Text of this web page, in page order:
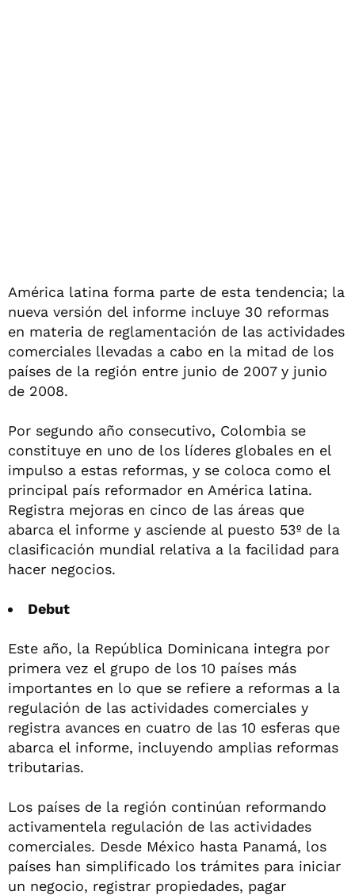
América latina forma parte de esta tendencia; la
nueva versión del informe incluye 30 reformas
en materia de reglamentación de las actividades
comerciales llevadas a cabo en la mitad de los
países de la región entre junio de 2007 y junio
de 2008.
Por segundo año consecutivo, Colombia se
constituye en uno de los líderes globales en el
impulso a estas reformas, y se coloca como el
principal país reformador en América latina.
Registra mejoras en cinco de las áreas que
abarca el informe y asciende al puesto 53º de la
clasificación mundial relativa a la facilidad para
hacer negocios.
Debut
Este año, la República Dominicana integra por
primera vez el grupo de los 10 países más
importantes en lo que se refiere a reformas a la
regulación de las actividades comerciales y
registra avances en cuatro de las 10 esferas que
abarca el informe, incluyendo amplias reformas
tributarias.
Los países de la región continúan reformando
activamentela regulación de las actividades
comerciales. Desde México hasta Panamá, los
países han simplificado los trámites para iniciar
un negocio, registrar propiedades, pagar